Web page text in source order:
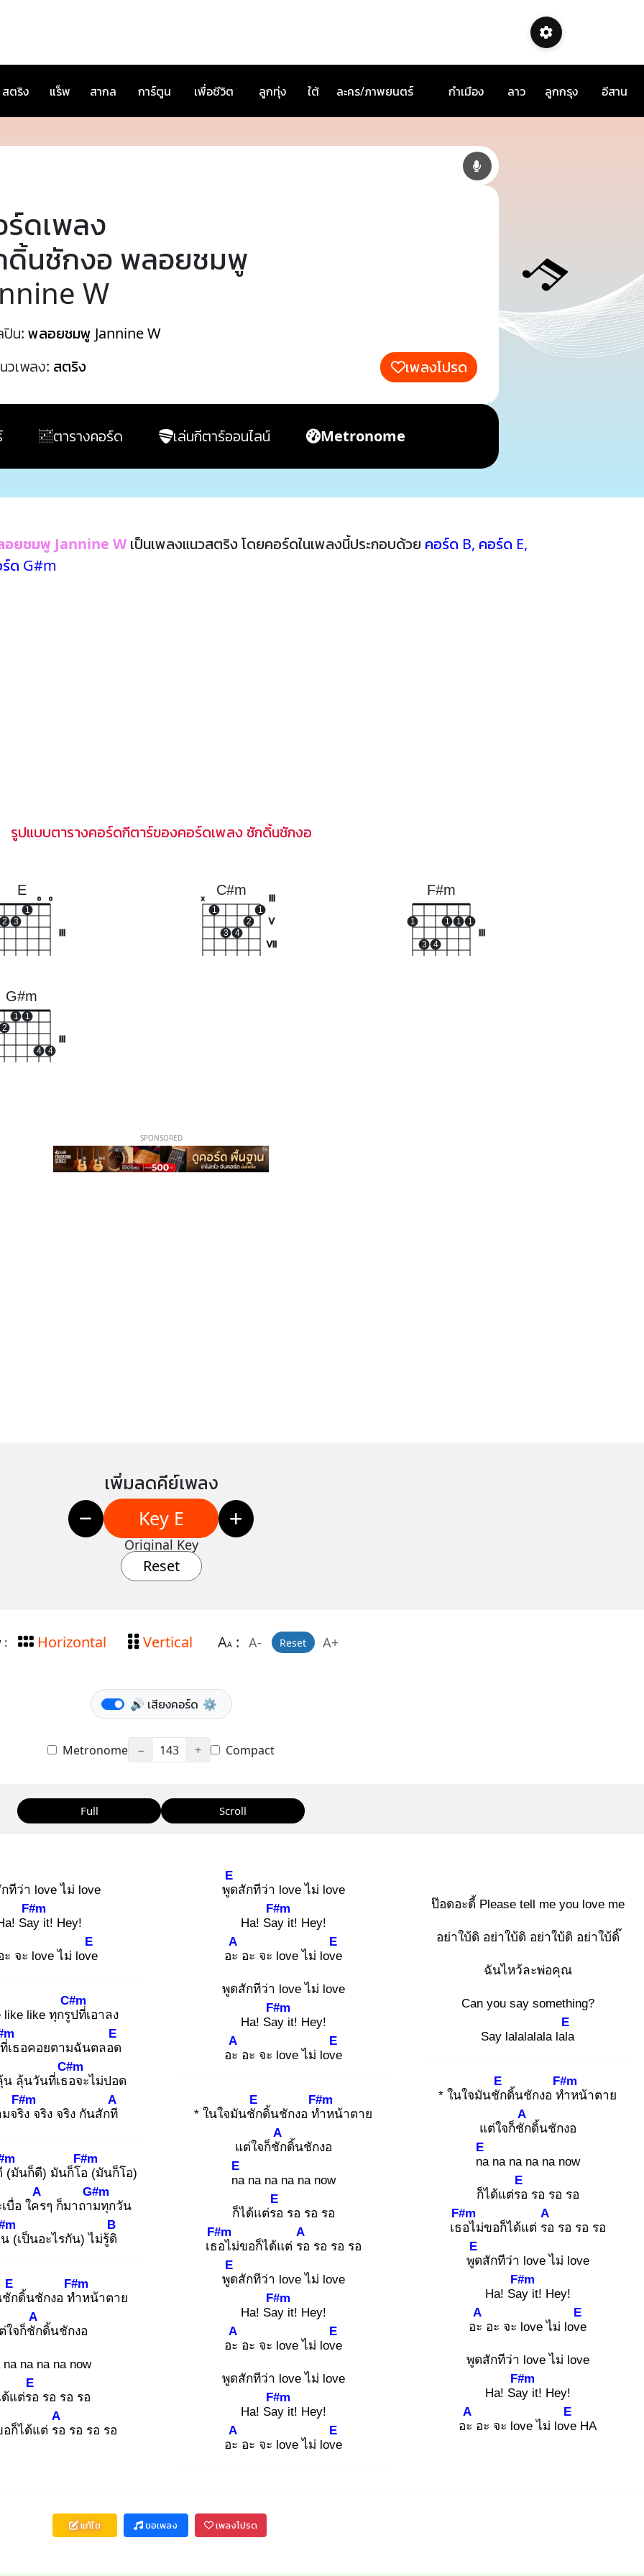
สตริง แร็พ สากล การ์ตูน เพื่อชีวิต ลูกทุ่ง ใต้ ละคร/ภาพยนตร์ กำเมือง ลาว ลูกกรุง อีสาน
ร์ดเพลง
ดิ้นชักงอ พลอยชมพู
W
ปิน: พลอยชมพู Jannine W
วเพลง: สตริง เพลงโปรด
ตารางคอร์ด เล่นกีตาร์ออนไลน์ Metronome
ยชมพู Jannine Wเป็นเพลงแนวสตริง โดยคอร์ดในเพลงนี้ประกอบด้วย คอร์ด B, คอร์ด E,
ด G#m
รูปแบบตารางคอร์ดกีตาร์ของคอร์ดเพลง ชักดิ้นชักงอ
E
2 3
1
o o
C#m
V
VII
x
1
3 4
2
1
F#m
1
3 4
1 1 1
G#m
2
1 1
4 4
SPONSORED
เพิ่มลดคีย์เพลง
Key E
Original Key
Reset
: Horizontal Vertical AA: A- Reset A+
🔊 เสียงคอร์ด ⚙️
Metronome − 143 + Compact
Full Scroll
ทีว่า love ไม่ love
Say
F#m
it! Hey!
ะ จะ love ไม่ love
E
like ทุกรูป
C#m
ที่เอาลง
เธอคอยตามฉันตลอด
E
ลุ้นวันที่เธอ
C#m
จะไม่ปอด
จริง
F#m
จริง จริง กันสักที
A
(มันก็ดี) มันก็โอ
F#m
(มันก็โอ)
เบื่อ ใคร
A
ๆ ก็มาถาม
G#m
ทุกวัน
(เป็นอะไรกัน) ไม่รู้ดิ
B
ชัก
E
ดิ้นชักงอ ทำ
F#m
หน้าตาย
ใจก็ชัก
A
ดิ้นชักงอ
na na na na now
ด้แต่รอ
E
รอ รอ รอ
ก็ได้แต่ รอ
A
รอ รอ รอ
พูด
E
สักทีว่า love ไม่ love
Ha! Say
F#m
it! Hey!
อะ
A
อะ จะ love ไม่ love
E
พูดสักทีว่า love ไม่ love
Ha! Say
F#m
it! Hey!
อะ
A
อะ จะ love ไม่ love
E
* ในใจมันชัก
E
ดิ้นชักงอ ทำ
F#m
หน้าตาย
แต่ใจก็ชัก
A
ดิ้นชักงอ
na
E
na na na na now
ก็ได้แต่รอ
E
รอ รอ รอ
เธอ
F#m
ไม่ขอก็ได้แต่ รอ
A
รอ รอ รอ
พูด
E
สักทีว่า love ไม่ love
Ha! Say
F#m
it! Hey!
อะ
A
อะ จะ love ไม่ love
E
พูดสักทีว่า love ไม่ love
Ha! Say
F#m
it! Hey!
อะ
A
อะ จะ love ไม่ love
E
ป๊อดอะดี้ Please tell me you love me
อย่าใบ้ดิ อย่าใบ้ดิ อย่าใบ้ดิ อย่าใบ้ดิ๊
ฉันไหว้ละพ่อคุณ
Can you say something?
Say lalalalala lala
E
* ในใจมันชัก
E
ดิ้นชักงอ ทำ
F#m
หน้าตาย
แต่ใจก็ชัก
A
ดิ้นชักงอ
na
E
na na na na now
ก็ได้แต่รอ
E
รอ รอ รอ
เธอ
F#m
ไม่ขอก็ได้แต่ รอ
A
รอ รอ รอ
พูด
E
สักทีว่า love ไม่ love
Ha! Say
F#m
it! Hey!
อะ
A
อะ จะ love ไม่ love
E
พูดสักทีว่า love ไม่ love
Ha! Say
F#m
it! Hey!
อะ
A
อะ จะ love ไม่ love
E
HA
แก้ไข ขอเพลง เพลงโปรด